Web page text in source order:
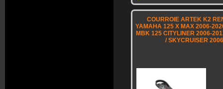
COURROIE ARTEK K2
YAMAHA 125 X MAX 2006-
MBK 125 CITYLINER 2006-
/ SKYCRUISER